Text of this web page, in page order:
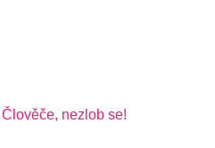
nezlob se!